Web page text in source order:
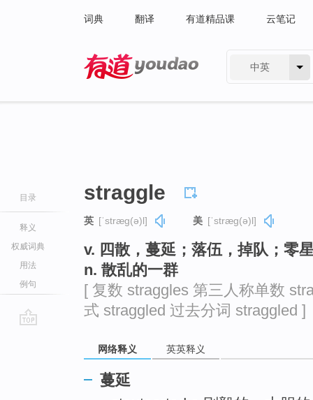
词典 翻译 有道精品课 云笔记
中英
目录
释义
权威词典
用法
例句
straggle
英 [ˈstræɡ(ə)l] 美 [ˈstræɡ(ə)l]
v. 四散，蔓延；落伍，掉队；零
n. 散乱的一群
[ 复数 straggles 第三人称单数
式 straggled 过去分词 straggled ]
网络释义 英英释义
蔓延